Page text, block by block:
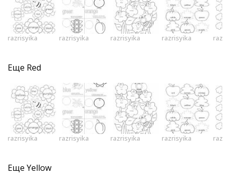
razrisyika razrisyika razrisyika razrisyika
Еще Red
razrisyika razrisyika razrisyika razrisyika
Еще Yellow